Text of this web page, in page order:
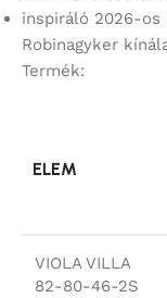
inspiráló 2026-os
Robinagyker
Termék:
ELEM
VIOLA VILLA
82-80-46-2S